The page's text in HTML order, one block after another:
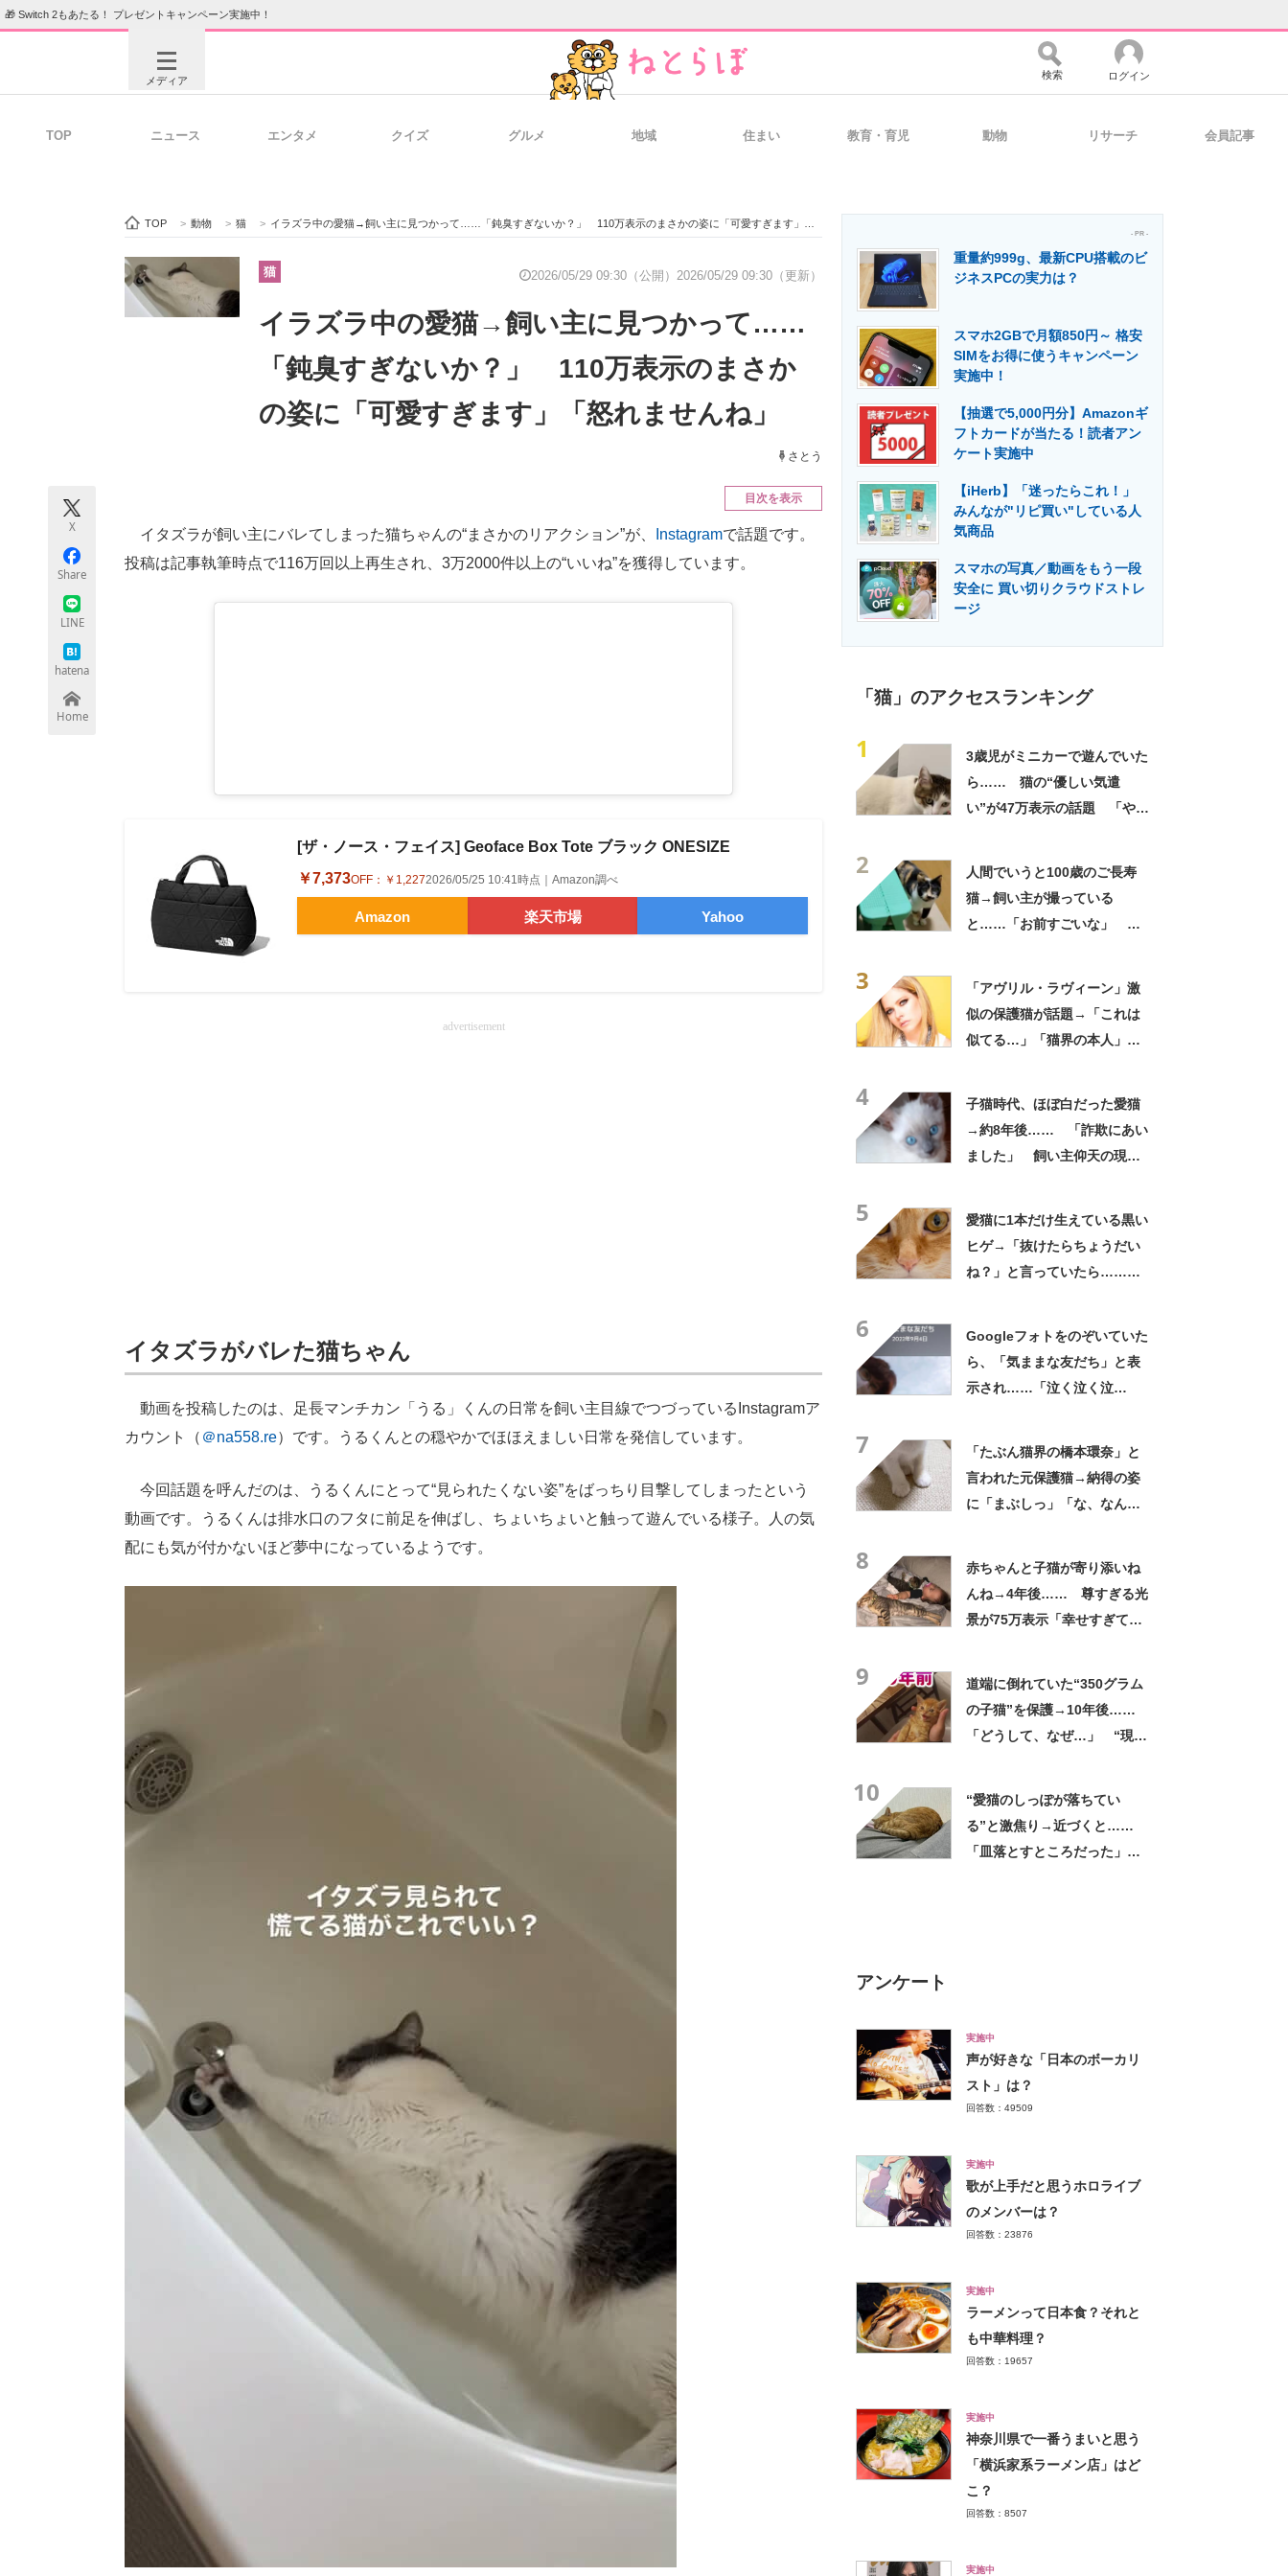
🎁 Switch 2もあたる！ プレゼントキャンペーン実施中！
メディア
ビジネスと働き方のヒント 経営リーダーのコミュニティ マーケ×ITの今がよく分かる
IT製品の技術・比較・事例 製造業のIT導入・活用を支援
エネルギーの専門メディア 建設×テクノロジーの最前線
ちょっと気になるネットの話題
検索 ログイン
TOP ニュース エンタメ クイズ グルメ 地域 住まい 教育・育児 動物 リサーチ 会員記事
TOP > 動物 > 猫 > イラズラ中の愛猫→飼い主に見つかって……「鈍臭すぎないか？」 110万表示のまさかの姿に「可愛すぎます」「怒れませんね」
猫 2026/05/29 09:30（公開） 2026/05/29 09:30（更新）
イラズラ中の愛猫→飼い主に見つかって……
「鈍臭すぎないか？」 110万表示のまさか
の姿に「可愛すぎます」「怒れませんね」
さとう
X
Share
LINE
hatena
Home
目次を表示
イタズラが飼い主にバレてしまった猫ちゃんの“まさかのリアクション”が、 Instagramで話題です。
投稿は記事執筆時点で116万回以上再生され、3万2000件以上の“いいね”を獲得しています。
[ザ・ノース・フェイス] Geoface Box Tote ブラック ONESIZE
￥7,373OFF： ￥1,2272026/05/25 10:41時点｜Amazon調べ
Amazon 楽天市場 Yahoo
advertisement
イタズラがバレた猫ちゃん
動画を投稿したのは、足長マンチカン「うる」くんの日常を飼い主目線でつづっているInstagramア
カウント（ ＠na558.re）です。うるくんとの穏やかでほほえましい日常を発信しています。
今回話題を呼んだのは、うるくんにとって“見られたくない姿”をばっちり目撃してしまったという
動画です。うるくんは排水口のフタに前足を伸ばし、ちょいちょいと触って遊んでいる様子。人の気
配にも気が付かないほど夢中になっているようです。
- PR -
重量約999g、最新CPU搭載のビ
ジネスPCの実力は？
スマホ2GBで月額850円～ 格安
SIMをお得に使うキャンペーン
実施中！
【抽選で5,000円分】Amazonギ
フトカードが当たる！読者アン
ケート実施中
【iHerb】「迷ったらこれ！」
みんなが"リピ買い"している人
気商品
スマホの写真／動画をもう一段
安全に 買い切りクラウドストレ
ージ
「猫」のアクセスランキング
1
3歳児がミニカーで遊んでいた
ら…… 猫の“優しい気遣
い”が47万表示の話題 「やさ
2
人間でいうと100歳のご長寿
猫→飼い主が撮っている
と……「お前すごいな」 驚
3
「アヴリル・ラヴィーン」激
似の保護猫が話題→「これは
似てる…」「猫界の本人」
4
子猫時代、ほぼ白だった愛猫
→約8年後…… 「詐欺にあい
ました」 飼い主仰天の現在
5
愛猫に1本だけ生えている黒い
ヒゲ→「抜けたらちょうだい
ね？」と言っていたら……
6
Googleフォトをのぞいていた
ら、「気ままな友だち」と表
示され……「泣く泣く泣
7
「たぶん猫界の橋本環奈」と
言われた元保護猫→納得の姿
に「まぶしっ」「な、なんと
8
赤ちゃんと子猫が寄り添いね
んね→4年後…… 尊すぎる光
景が75万表示「幸せすぎて涙
9
道端に倒れていた“350グラム
の子猫”を保護→10年後……
「どうして、なぜ…」 “現在
10
“愛猫のしっぽが落ちてい
る”と激焦り→近づくと……
「皿落とすところだった」
アンケート
実施中
声が好きな「日本のボーカリ
スト」は？
回答数：49509
実施中
歌が上手だと思うホロライブ
のメンバーは？
回答数：23876
実施中
ラーメンって日本食？それと
も中華料理？
回答数：19657
実施中
神奈川県で一番うまいと思う
「横浜家系ラーメン店」はど
こ？
回答数：8507
実施中